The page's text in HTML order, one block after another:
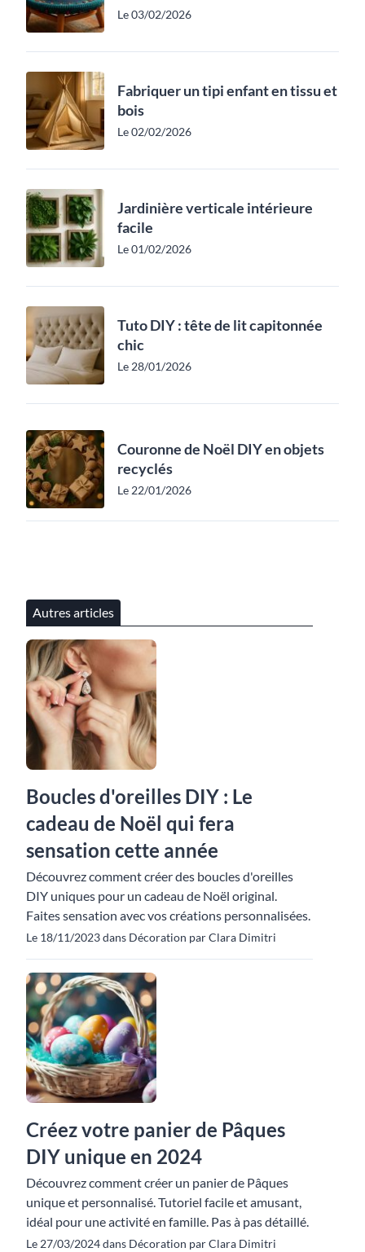
Le 03/02/2026
Fabriquer un tipi enfant en tissu et
bois
Le 02/02/2026
Jardinière verticale intérieure
facile
Le 01/02/2026
Tuto DIY : tête de lit capitonnée
chic
Le 28/01/2026
Couronne de Noël DIY en objets
recyclés
Le 22/01/2026
Autres articles
Boucles d'oreilles DIY : Le
cadeau de Noël qui fera
sensation cette année
Découvrez comment créer des boucles d'oreilles
DIY uniques pour un cadeau de Noël original.
Faites sensation avec vos créations personnalisées.
Le 18/11/2023 dans Décoration par Clara Dimitri
Créez votre panier de Pâques
DIY unique en 2024
Découvrez comment créer un panier de Pâques
unique et personnalisé. Tutoriel facile et amusant,
idéal pour une activité en famille. Pas à pas détaillé.
Le 27/03/2024 dans Décoration par Clara Dimitri